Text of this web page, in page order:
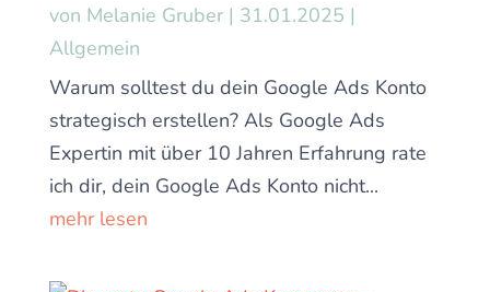
von Melanie Gruber| 31.01.2025 |
Allgemein
Warum solltest du dein Google Ads Konto
strategisch erstellen? Als Google Ads
Expertin mit über 10 Jahren Erfahrung rate
ich dir, dein Google Ads Konto nicht...
mehr lesen